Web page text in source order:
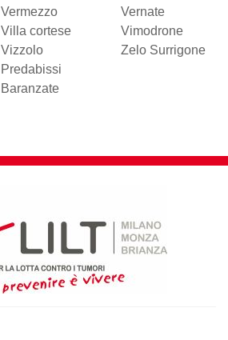
Vermezzo
Vernate
Villa cortese
Vimodrone
Vizzolo
Predabissi
Zelo Surrigone
Baranzate